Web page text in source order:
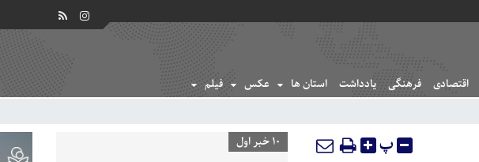
اقتصادی فرهنگی یادداشت استان ها عکس فیلم
پ 10 خبر اول